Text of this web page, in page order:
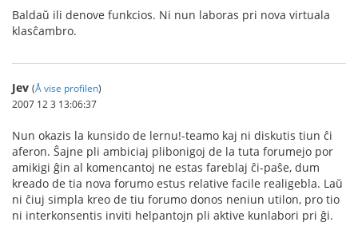
Baldaŭ ili denove funkcios. Ni nun laboras pri nova virtuala
klasĉambro.
Jev (Å vise profilen)
2007 12 3 13:06:37
Nun okazis la kunsido de lernu!-teamo kaj ni diskutis tiun ĉi
aferon. Ŝajne pli ambiciaj plibonigoj de la tuta forumejo por
amikigi ĝin al komencantoj ne estas fareblaj ĉi-paŝe, dum
kreado de tia nova forumo estus relative facile realigebla. Laŭ
ni ĉiuj simpla kreo de tiu forumo donos neniun utilon, pro tio
ni interkonsentis inviti helpantojn pli aktive kunlabori pri ĝi.